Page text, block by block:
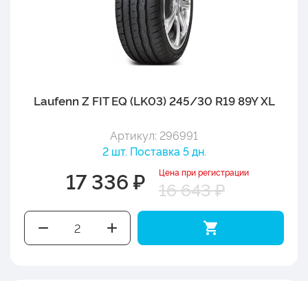
Laufenn Z FIT EQ (LK03) 245/30 R19 89Y XL
Артикул: 296991
2 шт. Поставка 5 дн.
17 336 ₽ Цена при регистрации
16 643 ₽